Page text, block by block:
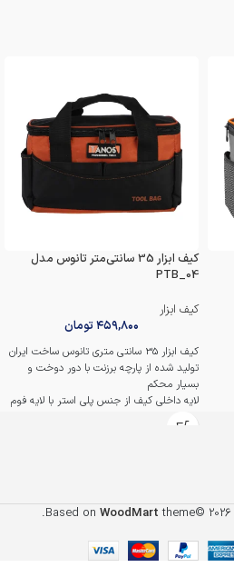
کیف ابزار 35 سانتی‌متر تانوس مدل
PTB_04
کیف ابزار
۴۵۹,۸۰۰تومان
کیف ابزار 35 سانتی متری تانوس ساخت ایران
تولید شده از پارچه برزنت با دور دوخت و
بسیار محکم
لایه داخلی کیف از جنس پلی استر با لایه فوم
ضد آب
ساخت ایران با ضمانت اصالت و سلامت
Based on WoodMart theme© 2026
.